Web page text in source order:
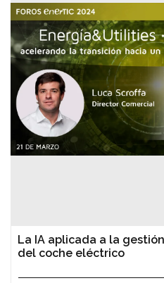
La IA aplicada a la
del coche eléctrico